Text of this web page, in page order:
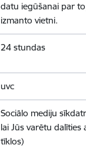
datu iegūšanai par
izmanto vietni.
24 stundas
uvc
Sociālo mediju
lai Jūs varētu dalīties
tīklos)